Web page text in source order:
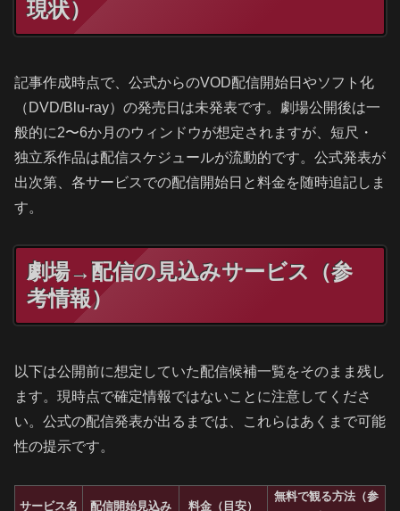
現状）
記事作成時点で、公式からのVOD配信開始日やソフト化
（DVD/Blu-ray）の発売日は未発表です。劇場公開後は一
般的に2〜6か月のウィンドウが想定されますが、短尺・
独立系作品は配信スケジュールが流動的です。公式発表が
出次第、各サービスでの配信開始日と料金を随時追記しま
す。
劇場→配信の見込みサービス（参
考情報）
以下は公開前に想定していた配信候補一覧をそのまま残し
ます。現時点で確定情報ではないことに注意してくださ
い。公式の配信発表が出るまでは、これらはあくまで可能
性の提示です。
サービス名 配信開始見込み 料金（目安）
無料で観る方法（参